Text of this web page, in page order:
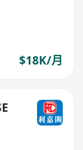
$18K/月